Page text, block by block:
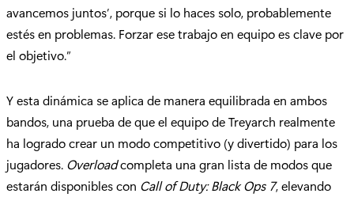
avancemos juntos’, porque si lo haces solo, probablemente
estés en problemas. Forzar ese trabajo en equipo es clave por
el objetivo.”
Y esta dinámica se aplica de manera equilibrada en ambos
bandos, una prueba de que el equipo de Treyarch realmente
ha logrado crear un modo competitivo (y divertido) para los
jugadores. Overloadcompleta una gran lista de modos que
estarán disponibles con Call of Duty: Black Ops 7, elevando